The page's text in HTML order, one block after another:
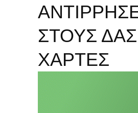
ΣΤΟΥΣ
ΧΑΡΤΕΣ